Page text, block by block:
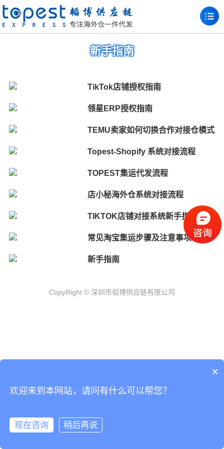
新手指南
TikTok店铺授权指南
领星ERP授权指南
TEMU卖家如何切换合作对接仓模式
Topest-Shopify 系统对接流程
TOPEST集运代发流程
店小秘海外仓系统对接流程
TIKTOK店铺对接系统新手指南
常见淘宝集运步骤及注意事项
新手指南
CopyRight © 深圳市韬博供应链有限公司
×
欢迎来到本网站，请问有什么可以帮您？
现在咨询 稍后再说